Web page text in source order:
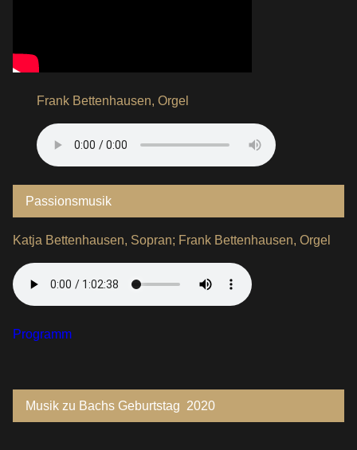
Frank Bettenhausen, Orgel
Passionsmusik
Katja Bettenhausen, Sopran; Frank Bettenhausen, Orgel
Programm
Musik zu Bachs Geburtstag 2020